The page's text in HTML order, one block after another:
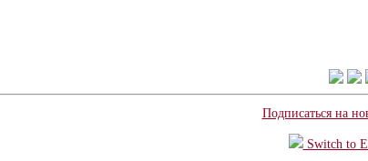
Подписаться на
Switch to